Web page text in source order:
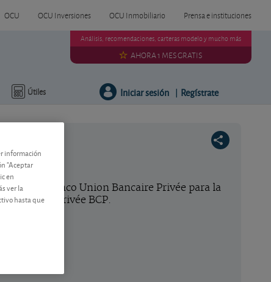
OCU OCU Inversiones OCU Inmobiliario Prensa e instituciones
Útiles
Análisis, recomendaciones, carteras modelo y mucho más
AHORA 1 MES GRATIS
Iniciar sesión | Regístrate
con el banco Union Bancaire Privée para la
Banque Privée BCP.
información
"Aceptar
en
ver la
hasta que